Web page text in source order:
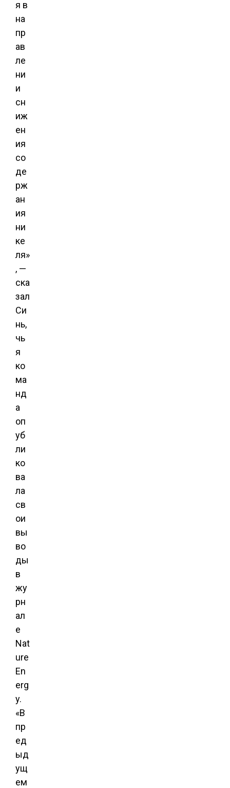
я в
на
пр
ав
ле
ни
и
сн
иж
ен
ия
со
де
рж
ан
ия
ни
ке
ля»
, —
ска
зал
Си
нь,
чь
я
ко
ма
нд
а
оп
уб
ли
ко
ва
ла
св
ои
вы
во
ды
в
жу
рн
ал
е
Nat
ure
En
erg
y.
«В
пр
ед
ыд
ущ
ем